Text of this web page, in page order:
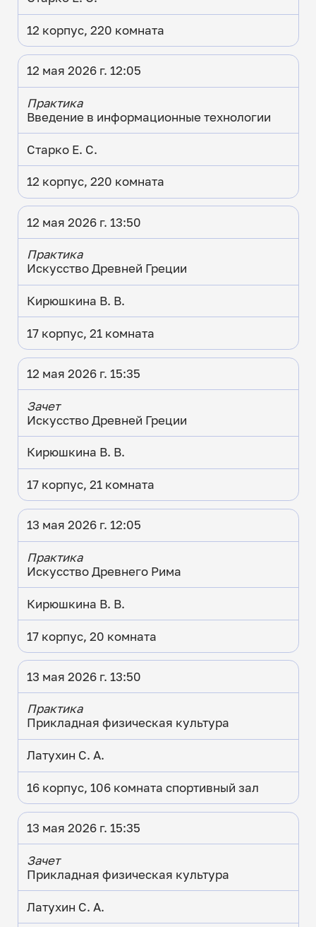
12 корпус, 220 комната
12 мая 2026 г. 12:05
Практика
Введение в информационные технологии
Старко Е. С.
12 корпус, 220 комната
12 мая 2026 г. 13:50
Практика
Искусство Древней Греции
Кирюшкина В. В.
17 корпус, 21 комната
12 мая 2026 г. 15:35
Зачет
Искусство Древней Греции
Кирюшкина В. В.
17 корпус, 21 комната
13 мая 2026 г. 12:05
Практика
Искусство Древнего Рима
Кирюшкина В. В.
17 корпус, 20 комната
13 мая 2026 г. 13:50
Практика
Прикладная физическая культура
Латухин С. А.
16 корпус, 106 комната спортивный зал
13 мая 2026 г. 15:35
Зачет
Прикладная физическая культура
Латухин С. А.